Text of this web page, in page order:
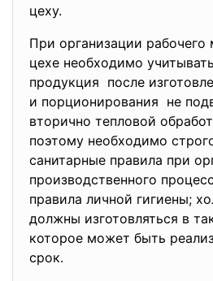
цеху.
При организации
цехе необходимо
продукция после
и порционирования не
вторично тепловой
поэтому необходимо
санитарные правила при
производственного
правила личной гигиены;
должны изготовляться в
которое может быть
срок.